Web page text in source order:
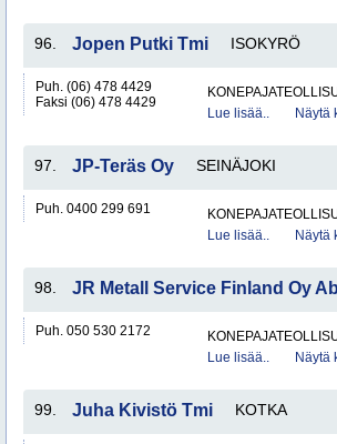
96. Jopen Putki Tmi ISOKYRÖ
Puh. (06) 478 4429
Faksi (06) 478 4429
Lue lisää..
Näytä
97. JP-Teräs Oy SEINÄJOKI
Puh. 0400 299 691
Lue lisää..
Näytä
98. JR Metall Service Finland Oy
Puh. 050 530 2172
Lue lisää..
Näytä
99. Juha Kivistö Tmi KOTKA